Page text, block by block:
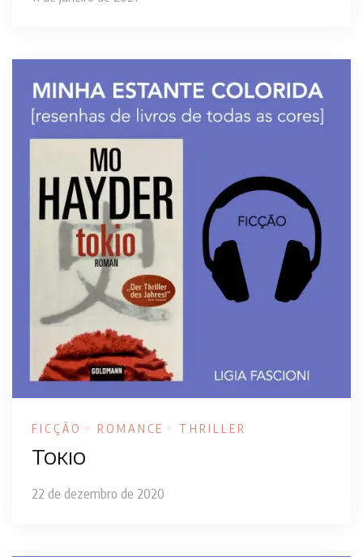
FICÇÃO ROMANCE THRILLER
Tokio
22 de dezembro de 2020